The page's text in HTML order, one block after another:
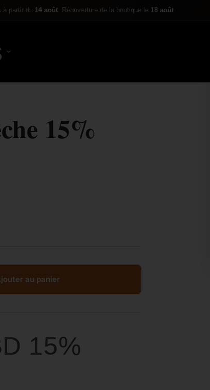
à partir du 14 août. Réouverture de la boutique le 18 août.
15%
au panier
15%